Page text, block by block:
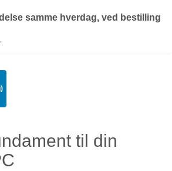
samme hverdag, ved bestilling
til din